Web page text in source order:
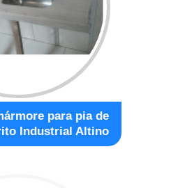
para pia de
Industrial Altino